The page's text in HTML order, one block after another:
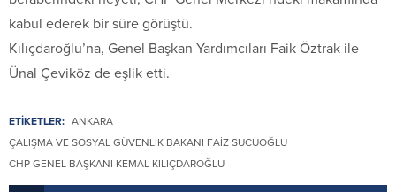
kabul ederek bir süre görüştü.
Kılıçdaroğlu’na, Genel Başkan Yardımcıları Faik Öztrak ile
Ünal Çeviköz de eşlik etti.
ETİKETLER: ANKARA
ÇALIŞMA VE SOSYAL GÜVENLIK BAKANI FAIZ SUCUOĞLU
CHP GENEL BAŞKANI KEMAL KILIÇDAROĞLU